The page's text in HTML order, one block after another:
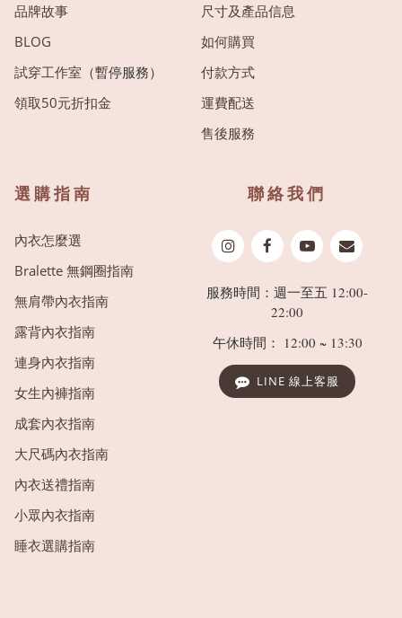
品牌故事
BLOG
試穿工作室 （暫停服務）
領取50元折扣金
尺寸及產品信息
如何購買
付款方式
運費配送
售後服務
選購指南
內衣怎麼選
Bralette 無鋼圈指南
無肩帶內衣指南
露背內衣指南
連身內衣指南
女生內褲指南
成套內衣指南
大尺碼內衣指南
內衣送禮指南
小眾內衣指南
睡衣選購指南
聯絡我們
服務時間：週一至五 12:00-
22:00
午休時間： 12:00 ~ 13:30
LINE 線上客服